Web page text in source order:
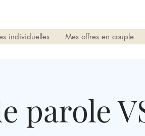
individuelles Mes offres en couple
parole